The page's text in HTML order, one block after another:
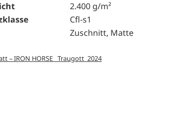
2.400 g/m²
Cfl-s1
Zuschnitt, Matte
– IRON HORSE _Traugott_2024